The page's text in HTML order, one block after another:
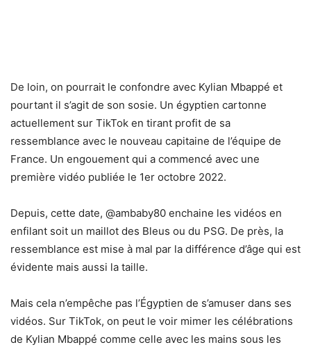
De loin, on pourrait le confondre avec Kylian Mbappé et
pourtant il s’agit de son sosie. Un égyptien cartonne
actuellement sur TikTok en tirant profit de sa
ressemblance avec le nouveau capitaine de l’équipe de
France. Un engouement qui a commencé avec une
première vidéo publiée le 1er octobre 2022.
Depuis, cette date, @ambaby80 enchaine les vidéos en
enfilant soit un maillot des Bleus ou du PSG. De près, la
ressemblance est mise à mal par la différence d’âge qui est
évidente mais aussi la taille.
Mais cela n’empêche pas l’Égyptien de s’amuser dans ses
vidéos. Sur TikTok, on peut le voir mimer les célébrations
de Kylian Mbappé comme celle avec les mains sous les